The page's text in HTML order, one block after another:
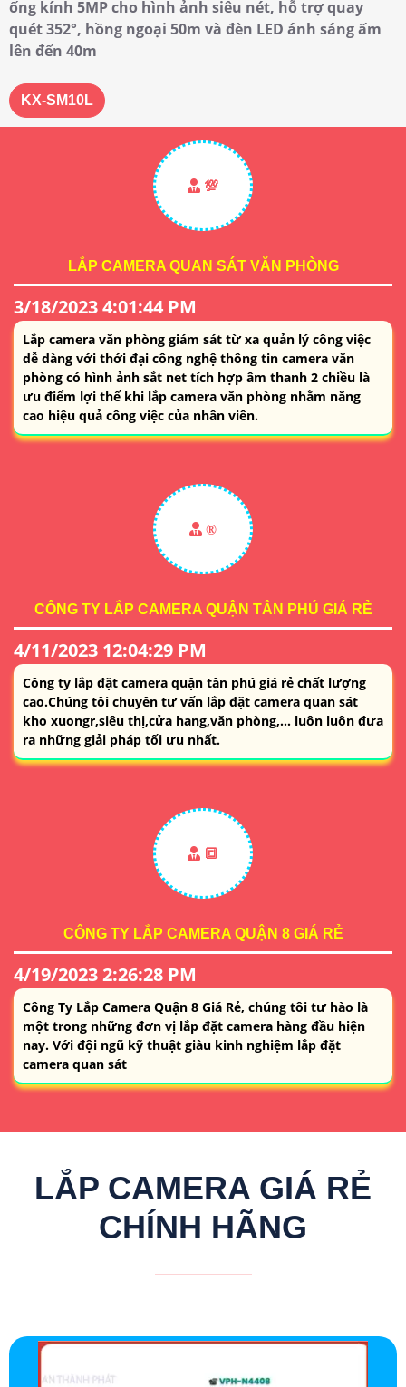
ống kính 5MP cho hình ảnh siêu nét, hỗ trợ quay
quét 352°, hồng ngoại 50m và đèn LED ánh sáng ấm
lên đến 40m
KX-SM10L
💯
LẮP CAMERA QUAN SÁT VĂN PHÒNG
3/18/2023 4:01:44 PM
Lắp camera văn phòng giám sát từ xa quản lý công việc
dễ dàng với thới đại công nghệ thông tin camera văn
phòng có hình ảnh sắt net tích hợp âm thanh 2 chiều là
ưu điểm lợi thế khi lắp camera văn phòng nhằm năng
cao hiệu quả công việc của nhân viên.
®️
CÔNG TY LẮP CAMERA QUẬN TÂN PHÚ GIÁ RẺ
4/11/2023 12:04:29 PM
Công ty lắp đặt camera quận tân phú giá rẻ chất lượng
cao.Chúng tôi chuyên tư vấn lắp đặt camera quan sát
kho xuongr,siêu thị,cửa hang,văn phòng,... luôn luôn đưa
ra những giải pháp tối ưu nhất.
🔳
CÔNG TY LẮP CAMERA QUẬN 8 GIÁ RẺ
4/19/2023 2:26:28 PM
Công Ty Lắp Camera Quận 8 Giá Rẻ, chúng tôi tư hào là
một trong những đơn vị lắp đặt camera hàng đầu hiện
nay. Với đội ngũ kỹ thuật giàu kinh nghiệm lắp đặt
camera quan sát
LẮP CAMERA GIÁ RẺ
CHÍNH HÃNG